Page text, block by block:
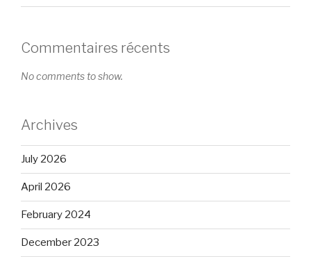
Commentaires récents
No comments to show.
Archives
July 2026
April 2026
February 2024
December 2023